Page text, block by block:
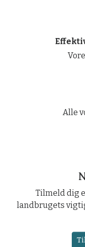
Alle
Tilmeld dig
landbrugets